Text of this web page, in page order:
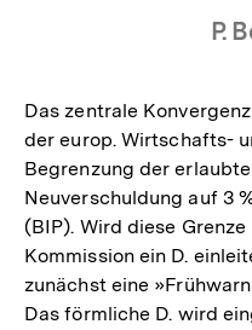
P.
Das zentrale
der europ. Wirtschafts-
Begrenzung der
Neuverschuldung auf 3
(BIP). Wird diese
Kommission ein D.
zunächst eine
Das förmliche D. wird